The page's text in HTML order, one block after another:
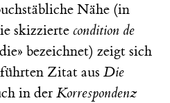
Nähe (in
skizzierte condition de
bezeichnet) zeigt sich
Zitat aus Die
in der Korrespondenz